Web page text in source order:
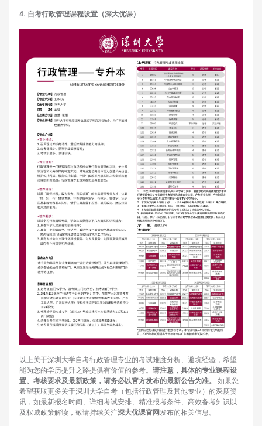
4. 自考行政管理课程设置（深大优课）
以上关于深圳大学自考行政管理专业的考试难度分析、避坑经验，希望
能为您的学历提升之路提供有价值的参考。 请注意，具体的专业课程设
置、考核要求及最新政策，请务必以官方发布的最新公告为准。
如果您
希望获取更多关于深圳大学自考（包括行政管理及其他专业）的深度资
讯，如最新报名时间、详细考试安排、精准报考条件、高效备考知识以
及权威政策解读，敬请持续关注深大优课官网发布的相关信息。